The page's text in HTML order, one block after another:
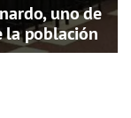
uno de
la población